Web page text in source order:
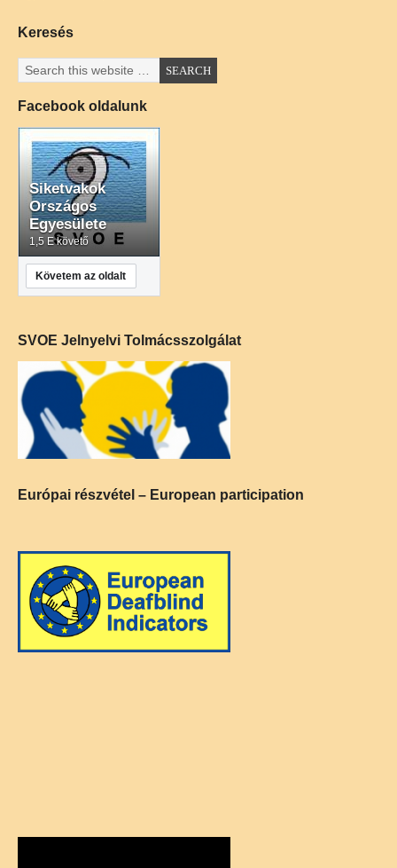
Keresés
Facebook oldalunk
Siketvakok
Országos
Egyesülete
1,5 E követő
Követem az oldalt
SVOE Jelnyelvi Tolmácsszolgálat
Európai részvétel – European participation